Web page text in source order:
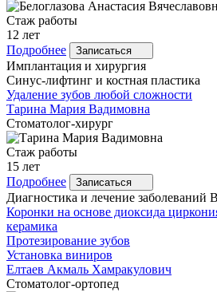
Стаж работы
12 лет
Подробнее
Записаться
Имплантация и хирургия
Синус-лифтинг и костная пластика
Удаление зубов любой сложности
Тарина Мария Вадимовна
Стоматолог-хирург
Стаж работы
15 лет
Подробнее
Записаться
Диагностика и лечение
Коронки на основе диоксида
керамика
Протезирование зубов
Установка виниров
Елтаев Акмаль Хамракулович
Стоматолог-ортопед